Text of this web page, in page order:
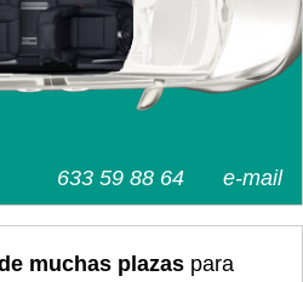
e-mail
633 59 88 64
muchas plazaspara